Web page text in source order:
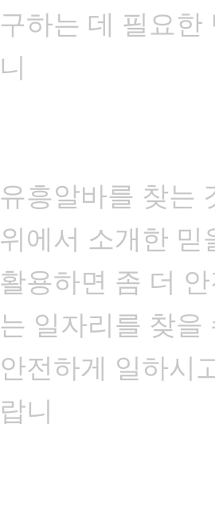
구하는 데 필요한
니
유흥알바를 찾는
위에서 소개한 믿
활용하면 좀 더
는 일자리를 찾을
안전하게 일하시
랍니